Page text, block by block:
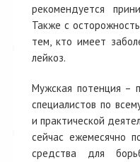
рекомендуется
Также с
тем, кто имеет
лейкоз.
Мужская потенция –
специалистов по
и практической
сейчас ежемесячно
средства для